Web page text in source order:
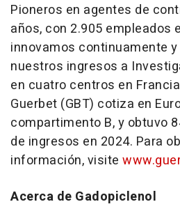
Pioneros en agentes de
años, con 2.905 empleados
innovamos continuamente
nuestros ingresos a
en cuatro centros en
Guerbet (GBT) cotiza en
compartimento B, y obtuvo
de ingresos en 2024. Para
información, visite
Acerca de Gadopiclenol